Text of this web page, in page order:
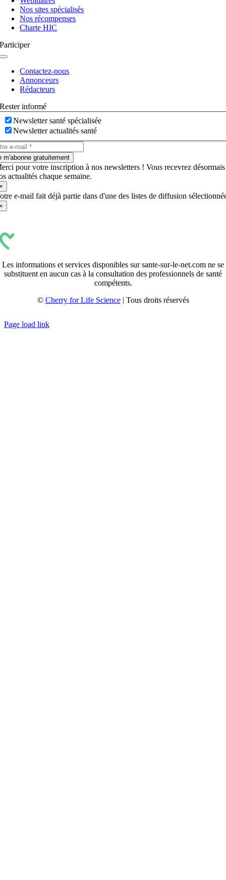
Nos sites spécialisés
Nos récompenses
Charte HIC
Participer
Navigation
basculeContactez-nous
Annonceurs
Rédacteurs
Rester informé
Newsletter santé spécialisée
Newsletter actualités santé
m'abonne gratuitement
pour votre inscription à nos newsletters ! Vous recevrez désormais
actualités chaque semaine.
e-mail fait déjà partie dans d'une des listes de diffusion
Les informations et services disponibles sur sante-sur-le-net.com ne se
substituent en aucun cas à la consultation des professionnels de santé
compétents.
© Cherry for Life Science| Tous droits réservés
Page load link